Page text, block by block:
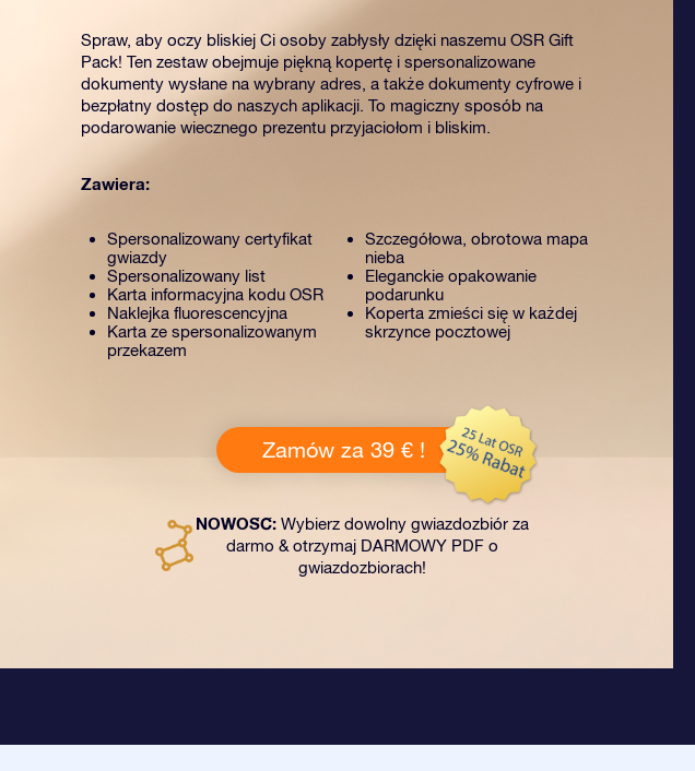
Spraw, aby oczy bliskiej Ci osoby zabłysły dzięki naszemu OSR Gift
Pack! Ten zestaw obejmuje piękną kopertę i spersonalizowane
dokumenty wysłane na wybrany adres, a także dokumenty cyfrowe i
bezpłatny dostęp do naszych aplikacji. To magiczny sposób na
podarowanie wiecznego prezentu przyjaciołom i bliskim.
Zawiera:
Spersonalizowany certyfikat
gwiazdy
Spersonalizowany list
Karta informacyjna kodu OSR
Naklejka fluorescencyjna
Karta ze spersonalizowanym
przekazem
Szczegółowa, obrotowa mapa
nieba
Eleganckie opakowanie
podarunku
Koperta zmieści się w każdej
skrzynce pocztowej
Zamów za 39 € !
NOWOŚĆ: Wybierz dowolny gwiazdozbiór za
darmo & otrzymaj DARMOWY PDF o
gwiazdozbiorach!